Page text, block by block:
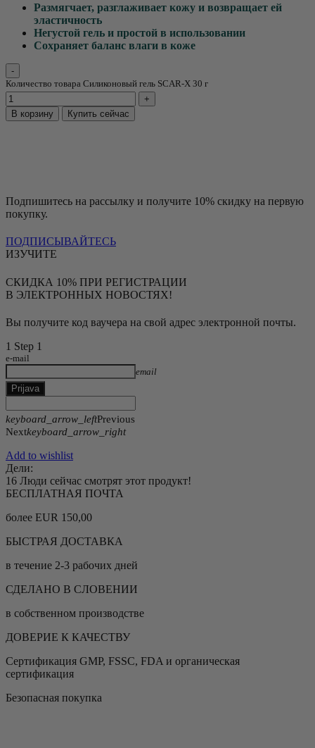
Размягчает, разглаживает кожу и возвращает ей
эластичность
Негустой гель и простой в использовании
Сохраняет баланс влаги в коже
Количество товара Силиконовый гель SCAR-X 30 г
В корзину Купить сейчас
Подпишитесь на рассылку и получите 10% скидку на первую
покупку.
ПОДПИСЫВАЙТЕСЬ
ИЗУЧИТЕ
СКИДКА 10% ПРИ РЕГИСТРАЦИИ
В ЭЛЕКТРОННЫХ НОВОСТЯХ!
Вы получите код ваучера на свой адрес электронной почты.
1 Step 1
e-mail
email
Prijava
keyboard_arrow_leftPrevious
Nextkeyboard_arrow_right
Add to wishlist
Дели:
16 Люди сейчас смотрят этот продукт!
БЕСПЛАТНАЯ ПОЧТА
более EUR 150,00
БЫСТРАЯ ДОСТАВКА
в течение 2-3 рабочих дней
СДЕЛАНО В СЛОВЕНИИ
в собственном производстве
ДОВЕРИЕ К КАЧЕСТВУ
Сертификация GMP, FSSC, FDA и органическая
сертификация
Безопасная покупка